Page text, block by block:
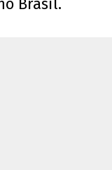
Brasil.